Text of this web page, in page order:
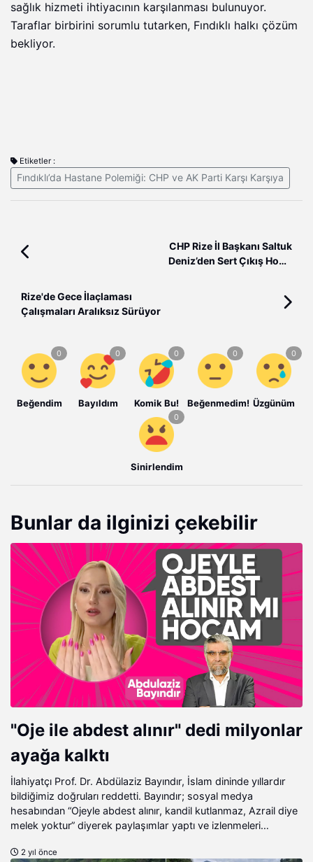
sağlık hizmeti ihtiyacının karşılanması bulunuyor.
Taraflar birbirini sorumlu tutarken, Fındıklı halkı çözüm
bekliyor.
Etiketler :
Fındıklı’da Hastane Polemiği: CHP ve AK Parti Karşı Karşıya
CHP Rize İl Başkanı Saltuk
Deniz’den Sert Çıkış Hodri
Rize'de Gece İlaçlaması
Çalışmaları Aralıksız Sürüyor
Beğendim Bayıldım Komik Bu! Beğenmedim! Üzgünüm
Sinirlendim
Bunlar da ilginizi çekebilir
"Oje ile abdest alınır" dedi milyonlar
ayağa kalktı
İlahiyatçı Prof. Dr. Abdülaziz Bayındır, İslam dininde yıllardır
bildiğimiz doğruları reddetti. Bayındır; sosyal medya
hesabından “Ojeyle abdest alınır, kandil kutlanmaz, Azrail diye
melek yoktur” diyerek paylaşımlar yaptı ve izlenmeleri
Bayındır’a ulaşarak sizler için soruları yeniden sordu. İşte
2 yıl önce